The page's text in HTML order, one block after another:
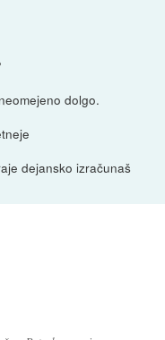
dolgo.
dejansko izračunaš